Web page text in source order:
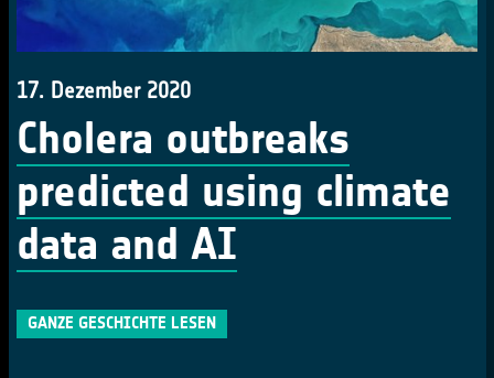
17. Dezember 2020
Cholera outbreaks
predicted using climate
data and AI
GANZE GESCHICHTE LESEN